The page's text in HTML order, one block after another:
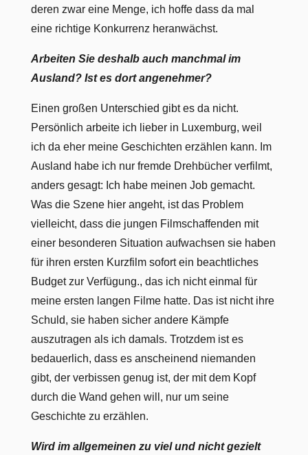
deren zwar eine Menge, ich hoffe dass da mal
eine richtige Konkurrenz heranwächst.
Arbeiten Sie deshalb auch manchmal im
Ausland? Ist es dort angenehmer?
Einen großen Unterschied gibt es da nicht.
Persönlich arbeite ich lieber in Luxemburg, weil
ich da eher meine Geschichten erzählen kann. Im
Ausland habe ich nur fremde Drehbücher verfilmt,
anders gesagt: Ich habe meinen Job gemacht.
Was die Szene hier angeht, ist das Problem
vielleicht, dass die jungen Filmschaffenden mit
einer besonderen Situation aufwachsen sie haben
für ihren ersten Kurzfilm sofort ein beachtliches
Budget zur Verfügung., das ich nicht einmal für
meine ersten langen Filme hatte. Das ist nicht ihre
Schuld, sie haben sicher andere Kämpfe
auszutragen als ich damals. Trotzdem ist es
bedauerlich, dass es anscheinend niemanden
gibt, der verbissen genug ist, der mit dem Kopf
durch die Wand gehen will, nur um seine
Geschichte zu erzählen.
Wird im allgemeinen zu viel und nicht gezielt